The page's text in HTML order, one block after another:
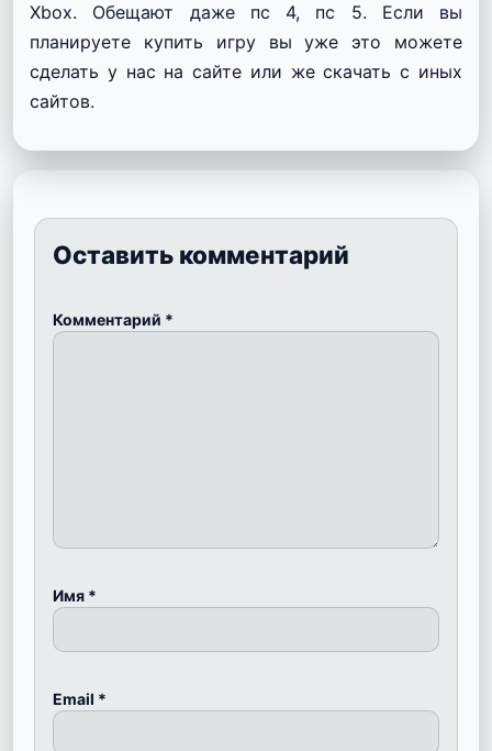
Xbox. Обещают даже пс 4, пс 5. Если вы
планируете купить игру вы уже это можете
сделать у нас на сайте или же скачать с иных
сайтов.
Оставить комментарий
Комментарий *
Имя *
Email *